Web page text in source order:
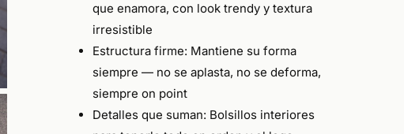
que enamora, con look trendy y textura
irresistible
Estructura firme: Mantiene su forma
siempre — no se aplasta, no se deforma,
siempre on point
Detalles que suman: Bolsillos interiores